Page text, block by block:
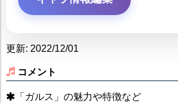
更新: 2022/12/01
コメント
「ガルス」の魅力や特徴など